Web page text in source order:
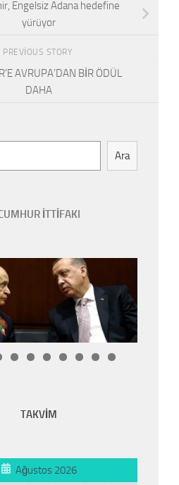
Engelsiz Adana hedefine
yürüyor
PREVIOUS STORY
AVRUPA’DAN BİR ÖDÜL
DAHA
Ara
İTTİFAKI
TAKVİM
Ağustos 2026